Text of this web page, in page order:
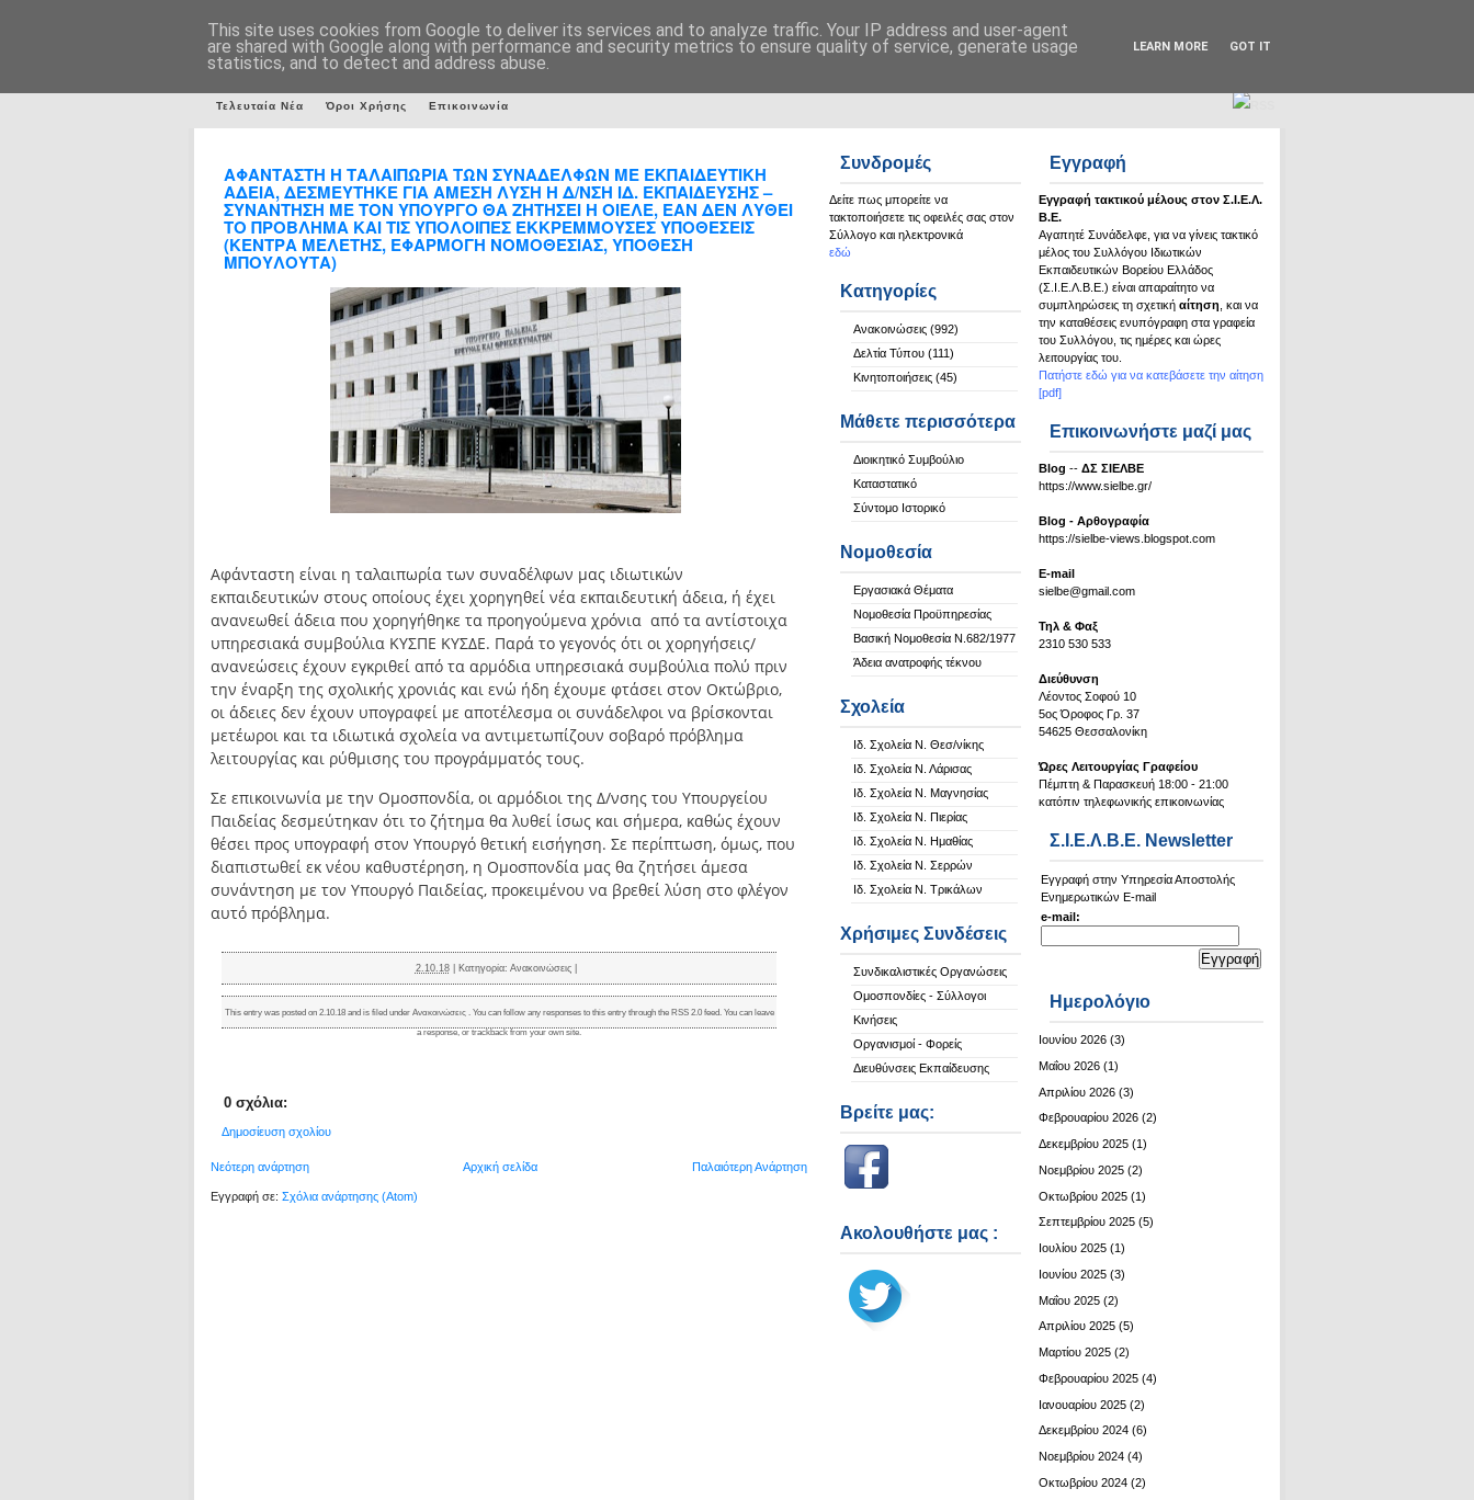
Σ.Ι.Ε.Λ.Β.Ε.
Τελευταία Νέα Όροι Χρήσης Επικοινωνία
Εγγραφή
Εγγραφή τακτικού μέλους στον Σ.Ι.Ε.Λ.
Β.Ε.
Αγαπητέ Συνάδελφε, για να γίνεις τακτικό
μέλος του Συλλόγου Ιδιωτικών
Εκπαιδευτικών Βορείου Ελλάδος
(Σ.Ι.Ε.Λ.Β.Ε.) είναι απαραίτητο να
συμπληρώσεις τη σχετική αίτηση , και να
την καταθέσεις ενυπόγραφη στα γραφεία
του Συλλόγου, τις ημέρες και ώρες
λειτουργίας του.
Πατήστε εδώ για να κατεβάσετε την αίτηση
[pdf]
Επικοινωνήστε μαζί μας
Βlog -- ΔΣ ΣΙΕΛΒΕ
https://www.sielbe.gr/
Blog - Αρθογραφία
https://sielbe-views.blogspot.com
Ε-mail
sielbe@gmail.com
Τηλ & Φαξ
2310 530 533
Διεύθυνση
Λέοντος Σοφού 10
5ος Όροφος Γρ. 37
54625 Θεσσαλονίκη
Ώρες Λειτουργίας Γραφείου
Πέμπτη & Παρασκευή 18:00 - 21:00
κατόπιν τηλεφωνικής επικοινωνίας
Σ.Ι.Ε.Λ.Β.Ε. Newsletter
Εγγραφή στην Υπηρεσία Αποστολής
Ενημερωτικών E-mail
e-mail:
Ημερολόγιο
Ιουνίου 2026 (3)
Μαΐου 2026 (1)
Απριλίου 2026 (3)
Φεβρουαρίου 2026 (2)
Δεκεμβρίου 2025 (1)
Νοεμβρίου 2025 (2)
Οκτωβρίου 2025 (1)
Σεπτεμβρίου 2025 (5)
Ιουλίου 2025 (1)
Ιουνίου 2025 (3)
Μαΐου 2025 (2)
Απριλίου 2025 (5)
Μαρτίου 2025 (2)
Φεβρουαρίου 2025 (4)
Ιανουαρίου 2025 (2)
Δεκεμβρίου 2024 (6)
Νοεμβρίου 2024 (4)
Οκτωβρίου 2024 (2)
Συνδρομές
Δείτε πως μπορείτε να
τακτοποιήσετε τις οφειλές σας στον
Σύλλογο και ηλεκτρονικά
εδώ
Κατηγορίες
Ανακοινώσεις (992)
Δελτία Τύπου (111)
Κινητοποιήσεις (45)
Μάθετε περισσότερα
Διοικητικό Συμβούλιο
Καταστατικό
Σύντομο Ιστορικό
Νομοθεσία
Εργασιακά Θέματα
Νομοθεσία Προϋπηρεσίας
Βασική Νομοθεσία Ν.682/1977
Άδεια ανατροφής τέκνου
Σχολεία
Ιδ. Σχολεία Ν. Θεσ/νίκης
Ιδ. Σχολεία Ν. Λάρισας
Ιδ. Σχολεία Ν. Μαγνησίας
Ιδ. Σχολεία Ν. Πιερίας
Ιδ. Σχολεία Ν. Ημαθίας
Ιδ. Σχολεία Ν. Σερρών
Ιδ. Σχολεία Ν. Τρικάλων
Χρήσιμες Συνδέσεις
Συνδικαλιστικές Οργανώσεις
Ομοσπονδίες - Σύλλογοι
Κινήσεις
Οργανισμοί - Φορείς
Διευθύνσεις Εκπαίδευσης
Βρείτε μας:
Ακολουθήστε μας :
ΑΦΑΝΤΑΣΤΗ Η ΤΑΛΑΙΠΩΡΙΑ ΤΩΝ ΣΥΝΑΔΕΛΦΩΝ ΜΕ ΕΚΠΑΙΔΕΥΤΙΚΗ
ΑΔΕΙΑ, ΔΕΣΜΕΥΤΗΚΕ ΓΙΑ ΑΜΕΣΗ ΛΥΣΗ Η Δ/ΝΣΗ ΙΔ. ΕΚΠΑΙΔΕΥΣΗΣ –
ΣΥΝΑΝΤΗΣΗ ΜΕ ΤΟΝ ΥΠΟΥΡΓΟ ΘΑ ΖΗΤΗΣΕΙ Η ΟΙΕΛΕ, ΕΑΝ ΔΕΝ ΛΥΘΕΙ
ΤΟ ΠΡΟΒΛΗΜΑ ΚΑΙ ΤΙΣ ΥΠΟΛΟΙΠΕΣ ΕΚΚΡΕΜΜΟΥΣΕΣ ΥΠΟΘΕΣΕΙΣ
(ΚΕΝΤΡΑ ΜΕΛΕΤΗΣ, ΕΦΑΡΜΟΓΗ ΝΟΜΟΘΕΣΙΑΣ, ΥΠΟΘΕΣΗ
ΜΠΟΥΛΟΥΤΑ)
Αφάνταστη είναι η ταλαιπωρία των συναδέλφων μας ιδιωτικών
εκπαιδευτικών στους οποίους έχει χορηγηθεί νέα εκπαιδευτική άδεια, ή έχει
ανανεωθεί άδεια που χορηγήθηκε τα προηγούμενα χρόνια από τα αντίστοιχα
υπηρεσιακά συμβούλια ΚΥΣΠΕ ΚΥΣΔΕ. Παρά το γεγονός ότι οι χορηγήσεις/
ανανεώσεις έχουν εγκριθεί από τα αρμόδια υπηρεσιακά συμβούλια πολύ πριν
την έναρξη της σχολικής χρονιάς και ενώ ήδη έχουμε φτάσει στον Οκτώβριο,
οι άδειες δεν έχουν υπογραφεί με αποτέλεσμα οι συνάδελφοι να βρίσκονται
μετέωροι και τα ιδιωτικά σχολεία να αντιμετωπίζουν σοβαρό πρόβλημα
λειτουργίας και ρύθμισης του προγράμματός τους.
Σε επικοινωνία με την Ομοσπονδία, οι αρμόδιοι της Δ/νσης του Υπουργείου
Παιδείας δεσμεύτηκαν ότι το ζήτημα θα λυθεί ίσως και σήμερα, καθώς έχουν
θέσει προς υπογραφή στον Υπουργό θετική εισήγηση. Σε περίπτωση, όμως, που
διαπιστωθεί εκ νέου καθυστέρηση, η Ομοσπονδία μας θα ζητήσει άμεσα
συνάντηση με τον Υπουργό Παιδείας, προκειμένου να βρεθεί λύση στο φλέγον
αυτό πρόβλημα.
2.10.18 Κατηγορία: Ανακοινώσεις
This entry was posted on 2.10.18 and is filed under Ανακοινώσεις. You can follow any responses to this entry through the RSS 2.0feed. You can leave
a response, ortrackback from your own site.
0 σχόλια:
Δημοσίευση σχολίου
Νεότερη ανάρτηση Παλαιότερη Ανάρτηση
Αρχική σελίδα
Εγγραφή σε: Σχόλια ανάρτησης (Atom)
This site uses cookies from Google to deliver its services and to analyze traffic. Your IP address and user-agent
are shared with Google along with performance and security metrics to ensure quality of service, generate usage
statistics, and to detect and address abuse.
LEARN MORE GOT IT